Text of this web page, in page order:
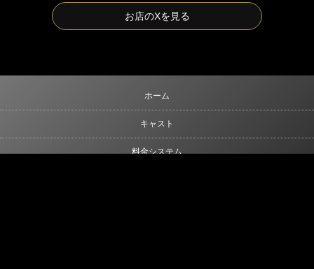
お店のXを見る
ホーム
キャスト
料金システム